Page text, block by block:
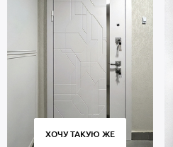
ХОЧУ ТАКУЮ ЖЕ